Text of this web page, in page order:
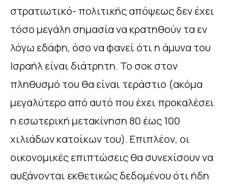
στρατιωτικό- πολιτικής απόψεως δεν έχει
τόσο μεγάλη σημασία να κρατηθούν τα εν
λόγω εδάφη, όσο να φανεί ότι η άμυνα του
Ισραήλ είναι διάτρητη. Το σοκ στον
πληθυσμό του θα είναι τεράστιο (ακόμα
μεγαλύτερο από αυτό που έχει προκαλέσει
η εσωτερική μετακίνηση 80 έως 100
χιλιάδων κατοίκων του). Επιπλέον, οι
οικονομικές επιπτώσεις θα συνεχίσουν να
αυξάνονται εκθετικώς δεδομένου ότι ήδη